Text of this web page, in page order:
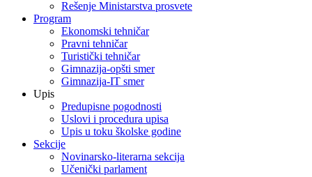
Rešenje Ministarstva prosvete
Program
Ekonomski tehničar
Pravni tehničar
Turistički tehničar
Gimnazija-opšti smer
Gimnazija-IT smer
Upis
Predupisne pogodnosti
Uslovi i procedura upisa
Upis u toku školske godine
Sekcije
Novinarsko-literarna sekcija
Učenički parlament